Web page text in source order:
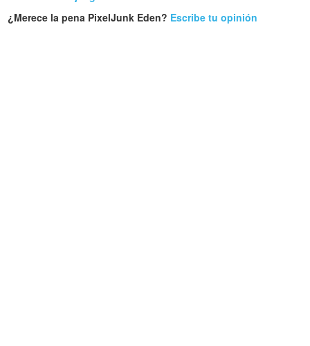
¿Merece la pena PixelJunk Eden? Escribe tu opinión